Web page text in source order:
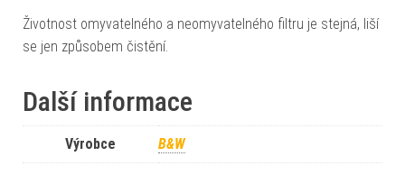
Životnost omyvatelného a neomyvatelného filtru je stejná, liší
se jen způsobem čistění.
Další informace
Výrobce B&W